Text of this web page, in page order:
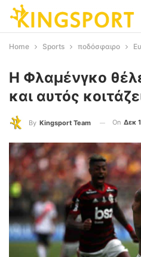
Home Sports ποδόσφαιρο
H Φλαμένγκο
και αυτός
By Kingsport Team On Δεκ